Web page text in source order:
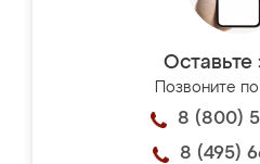
Оставьте
Позвоните
8 (800)
8 (495)